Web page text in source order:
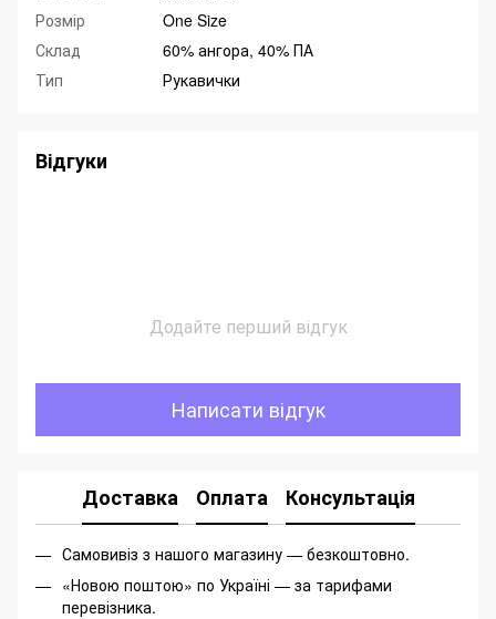
Розмір
One Size
Склад
60% ангора, 40% ПА
Тип
Рукавички
Відгуки
Додайте перший відгук
Написати відгук
Доставка Оплата Консультація
Самовивіз з нашого магазину — безкоштовно.
«Новою поштою» по Україні — за тарифами
перевізника.